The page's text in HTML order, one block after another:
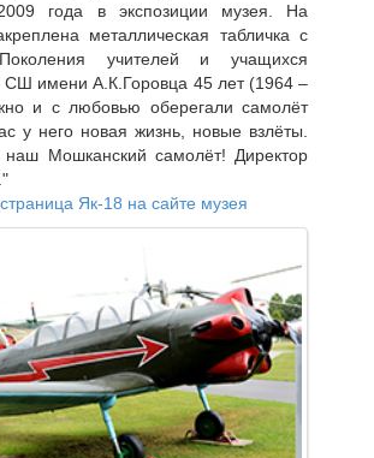
года в экспозиции музея. На
металлическая табличка с
учителей и учащихся
СШ имени А.К.Горовца 45 лет (1964 –
и с любовью оберегали самолёт
у него новая жизнь, новые взлёты.
наш Мошканский самолёт! Директор
страница Як-18 на сайте музея